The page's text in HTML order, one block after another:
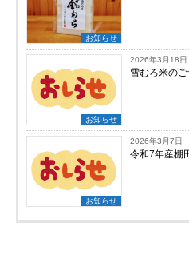
お知らせ
お知らせ
2026年3月18日
雪むろ米の
お知らせ
2026年3月7日
令和7年産棚